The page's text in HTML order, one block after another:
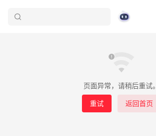
页面异常，请稍后重试。
重试 返回首页